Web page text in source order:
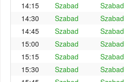
14:15
Szabad Szabad
14:30
Szabad Szabad
14:45
Szabad Szabad
15:00
Szabad Szabad
15:15
Szabad Szabad
15:30
Szabad Szabad